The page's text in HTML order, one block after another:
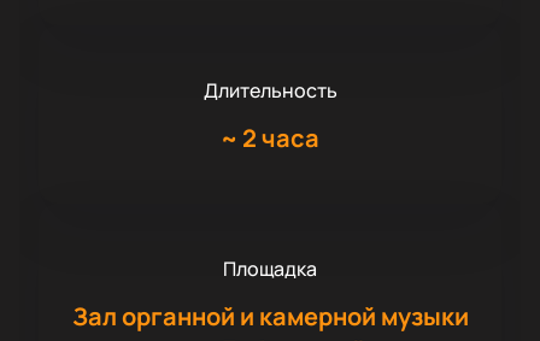
Длительность
~ 2 часа
Площадка
Зал органной и камерной музыки